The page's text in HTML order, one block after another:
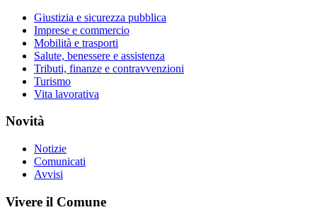
Giustizia e sicurezza pubblica
Imprese e commercio
Mobilità e trasporti
Salute, benessere e assistenza
Tributi, finanze e contravvenzioni
Turismo
Vita lavorativa
Novità
Notizie
Comunicati
Avvisi
Vivere il Comune